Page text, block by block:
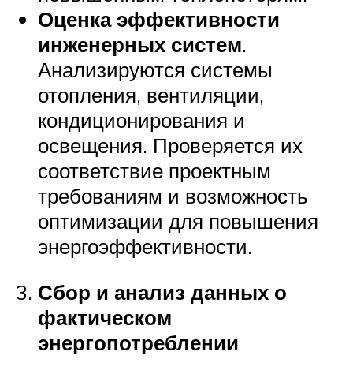
Оценка эффективности
инженерных систем.
Анализируются системы
отопления, вентиляции,
кондиционирования и
освещения. Проверяется их
соответствие проектным
требованиям и возможность
оптимизации для повышения
энергоэффективности.
Сбор и анализ данных о
фактическом
энергопотреблении